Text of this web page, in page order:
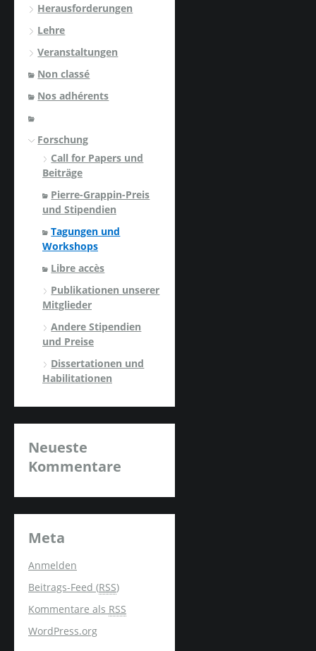
Herausforderungen
Lehre
Veranstaltungen
Non classé
Nos adhérents
Forschung
Call for Papers und
Beiträge
Pierre-Grappin-Preis
und Stipendien
Tagungen und
Workshops
Libre accès
Publikationen unserer
Mitglieder
Andere Stipendien
und Preise
Dissertationen und
Habilitationen
Neueste
Kommentare
Meta
Anmelden
Beitrags-Feed (RSS)
Kommentare als RSS
WordPress.org